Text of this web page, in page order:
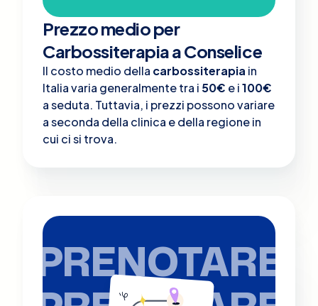
Prezzo medio per
Carbossiterapia a Conselice
Il costo medio della carbossiterapia in
Italia varia generalmente tra i 50€ e i100€
a seduta. Tuttavia, i prezzi possono variare
a seconda della clinica e della regione in
cui ci si trova.
PRENOTARE